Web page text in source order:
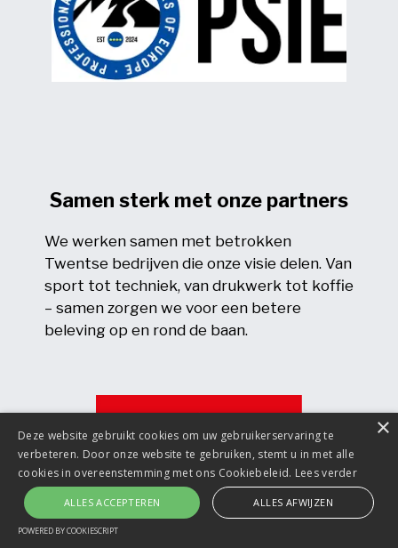
Samen sterk met onze partners
We werken samen met betrokken
Twentse bedrijven die onze visie delen. Van
sport tot techniek, van drukwerk tot koffie
– samen zorgen we voor een betere
beleving op en rond de baan.
×
Deze website gebruikt cookies om uw gebruikerservaring te
verbeteren. Door onze website te gebruiken, stemt u in met alle
cookies in overeenstemming met ons Cookiebeleid. Lees verder
ALLES ACCEPTEREN ALLES AFWIJZEN
POWERED BY COOKIESCRIPT